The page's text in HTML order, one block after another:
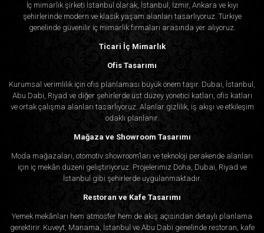
İç mimarlık şirketi İstanbul olarak, İstanbul, İzmir, Ankara ve kıyı
şehirlerinde modern ve klasik yaşam alanları tasarlıyoruz. Türkiye
genelinde güvenilir iç mimarlık firmaları arasında yer alıyoruz.
Ticari İç Mimarlık
Ofis Tasarımı
Kurumsal verimlilik için ofis planlaması büyük önem taşır. Dubai, İstanbul,
Abu Dabi, Riyad ve diğer şehirlerde üst düzey yönetici katları, ofis katları
ve ortak çalışma alanları tasarlıyoruz. Alanlar gizlilik, iş akışı ve etkileşim
odaklı planlanır.
Mağaza ve Showroom Tasarımı
Moda mağazaları, otomotiv showroom’ları ve teknoloji perakende alanları
için iç mekân düzeni geliştiriyoruz. Projelerimiz Doha, Dubai, Riyad ve
İstanbul gibi şehirlerde uygulanmaktadır.
Restoran ve Kafe Tasarımı
Yemek mekânları hem atmosfer hem de akış açısından detaylı planlama
gerektirir. Kuveyt, Manama, İstanbul ve Abu Dabi genelinde restoran, kafe